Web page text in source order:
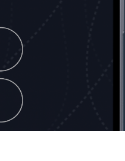
კითხვები
სოციალური ქსელი